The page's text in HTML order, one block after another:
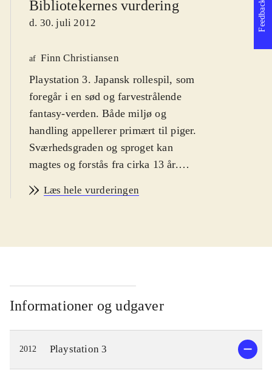
Bibliotekernes vurdering
d. 30. juli 2012
af Finn Christiansen
Playstation 3. Japansk rollespil, som
foregår i en sød og farvestrålende
fantasy-verden. Både miljø og
handling appellerer primært til piger.
Sværhedsgraden og sproget kan
magtes og forstås fra cirka 13 år.
og grimt sprog. Ikonerne er i dén
Atelier-serie, og det tredje som er
Gameplay er i store træk meget
lignende forgængeren i serien,
Atelier Totori - the adventurer of
Arland. Hovedpersonen i
nærværende spil er prinsessen
Meruru, som egentlig ikke gider være
Læs hele vurderingen
Informationer og udgaver
2012 Playstation 3
Feedback